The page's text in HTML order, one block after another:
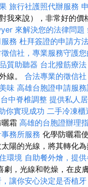
旅行社護照代辦服務
我來說），非常好的價
來解決您的法律問題
務 杜拜簽證的申請方
信社，專業服務守護
質助聽器 台北撥筋療法
線。 合法專業的徵信
味 高雄台胞證申請服
台中脊椎調整 提供私人
你實現成功 二手冷凍
霜 高雄的台胞證辦理
務所服務 化學防曬霜
陽的光線，將其轉化
環境 自助餐外燴，提
劇，光線和乾燥，在皮
讓你安心決定是否植牙